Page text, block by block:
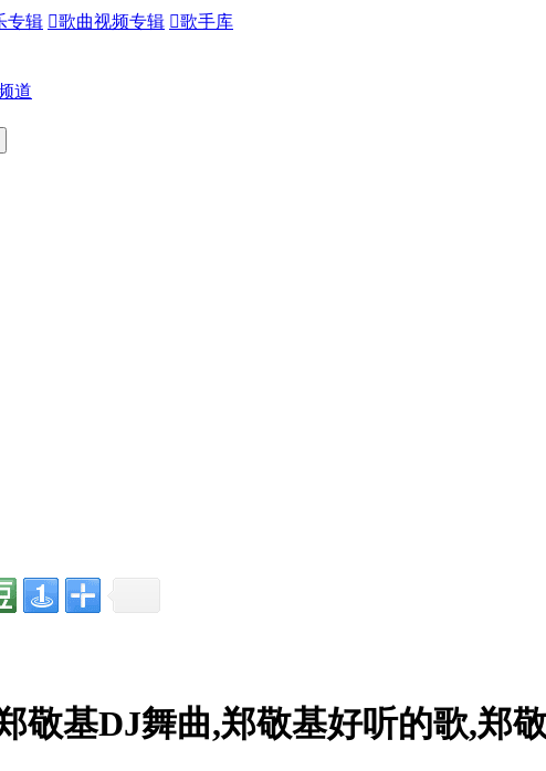
专辑 歌曲视频专辑 歌手库
道
敬基DJ舞曲,郑敬基好听的歌,郑